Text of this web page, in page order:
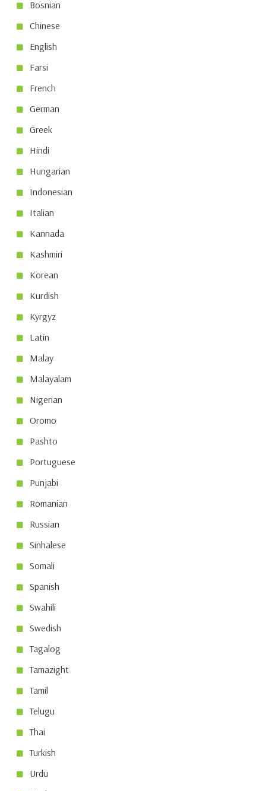
Bosnian
Chinese
English
Farsi
French
German
Greek
Hindi
Hungarian
Indonesian
Italian
Kannada
Kashmiri
Korean
Kurdish
Kyrgyz
Latin
Malay
Malayalam
Nigerian
Oromo
Pashto
Portuguese
Punjabi
Romanian
Russian
Sinhalese
Somali
Spanish
Swahili
Swedish
Tagalog
Tamazight
Tamil
Telugu
Thai
Turkish
Urdu